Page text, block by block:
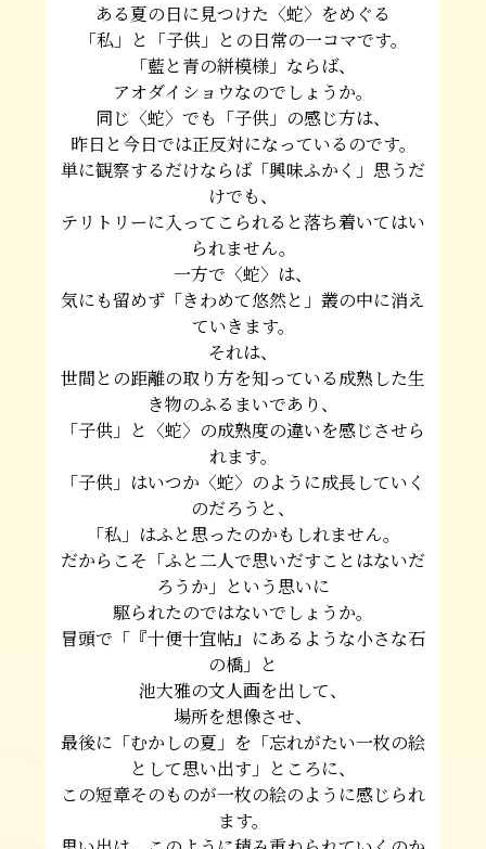
ある夏の日に見つけた〈蛇〉をめぐる
「私」と「子供」との日常の一コマです。
「藍と青の絣模様」ならば、
アオダイショウなのでしょうか。
同じ〈蛇〉でも「子供」の感じ方は、
昨日と今日では正反対になっているのです。
単に観察するだけならば「興味ふかく」思うだ
けでも、
テリトリーに入ってこられると落ち着いてはい
られません。
一方で〈蛇〉は、
気にも留めず「きわめて悠然と」叢の中に消え
ていきます。
それは、
世間との距離の取り方を知っている成熟した生
き物のふるまいであり、
「子供」と〈蛇〉の成熟度の違いを感じさせら
れます。
「子供」はいつか〈蛇〉のように成長していく
のだろうと、
「私」はふと思ったのかもしれません。
だからこそ「ふと二人で思いだすことはないだ
ろうか」という思いに
駆られたのではないでしょうか。
冒頭で「『十便十宜帖』にあるような小さな石
の橋」と
池大雅の文人画を出して、
場所を想像させ、
最後に「むかしの夏」を「忘れがたい一枚の絵
として思い出す」ところに、
この短章そのものが一枚の絵のように感じられ
ます。